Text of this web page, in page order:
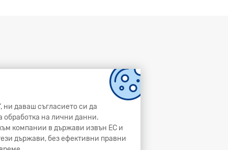
ни даваш съгласието си да
обработка на лични данни.
компании в държави извън ЕС и
държави, без ефективни правни